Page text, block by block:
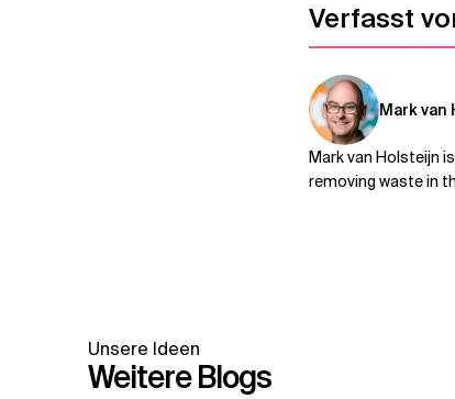
Verfasst
Mark van
Mark van Holsteijn
removing waste in
Unsere Ideen
Weitere Blogs